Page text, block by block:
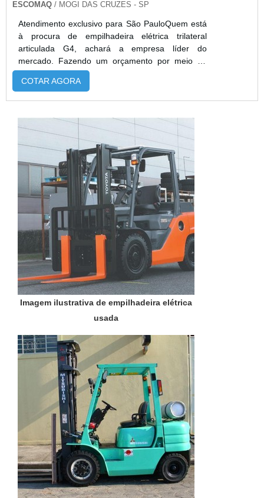
ESCOMAQ / MOGI DAS CRUZES - SP
Atendimento exclusivo para São PauloQuem está
à procura de empilhadeira elétrica trilateral
articulada G4, achará a empresa líder do
mercado. Fazendo um orçamento por meio da
própria empresa e achando a melhor em
qualidade e custo benefício.DETALHES SOBRE
empilhadeira elétrica trilateral articulada G4 em
uma empresa segura, descobre o site da
Escomaq. Com grande expres...
COTAR AGORA
Imagem ilustrativa de empilhadeira elétrica
usada